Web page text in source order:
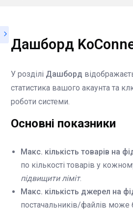
Дашборд
У розділі Дашборд
статистика вашого акаунта та
роботи системи.
Основні показники
Макс. кількість товарів на
по кількості товарів у
підвищити ліміт.
Макс. кількість джерел на
постачальників/файлів може